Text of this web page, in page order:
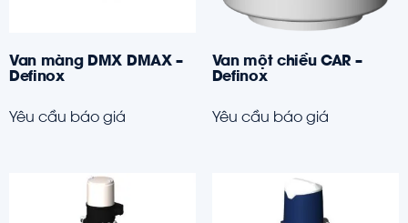
Van màng DMX DMAX –
Definox
Yêu cầu báo giá
Van một chiều CAR –
Definox
Yêu cầu báo giá